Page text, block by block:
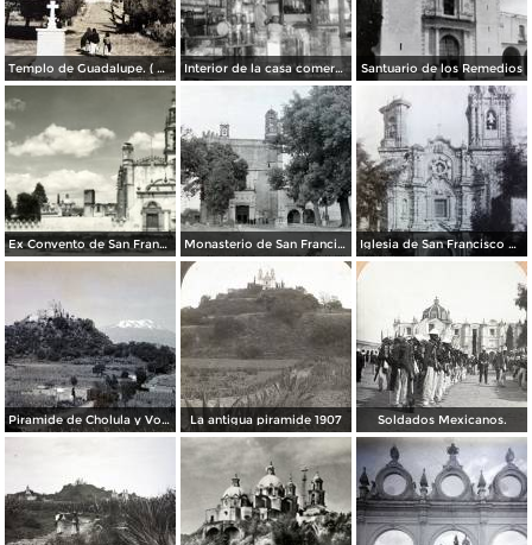
Templo de Guadalupe. ( Circulada el 23 de Julio de 1940 ). Interior de la casa comercial del Sr. A. E. Porras Santuario de los Remedios
Ex Convento de San Francisco Monasterio de San Francisco cerca de Cholula, por el fotógrafo T. Enami, de Yokohama, Japón (1934) Iglesia de San Francisco Acatepec Cholula Puebla.
Piramide de Cholula y Volcan Ixtaccihuatl. La antigua piramide 1907 Soldados Mexicanos.